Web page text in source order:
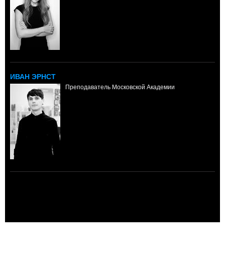
ИВАН ЭРНСТ
Преподаватель Московской Академии